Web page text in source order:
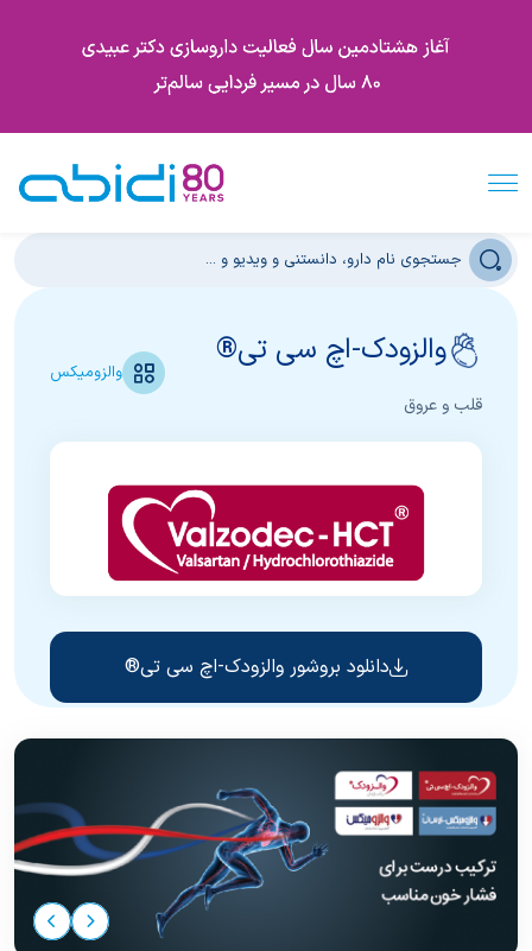
والزودک-اچ سی تی®
قلب و عروق
والزومیکس
دانلود بروشور والزودک-اچ سی تی®